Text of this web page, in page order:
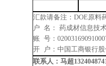
汇款请备注： DOE原料
户 名：
药成材信息技
账 号：
开
户：中国工商银行
联系人：马超